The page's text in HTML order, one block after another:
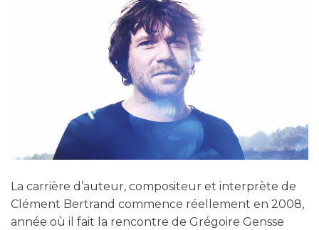
La carrière d’auteur, compositeur et interprète de
Clément Bertrand commence réellement en 2008,
année où il fait la rencontre de Grégoire Gensse